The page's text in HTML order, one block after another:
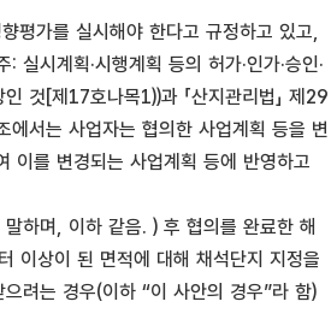
평가를 실시해야 한다고 규정하고 있고,
시계획·시행계획 등의 허가·인가·승인·
것[제17호나목1))과 「산지관리법」 제29
에서는 사업자는 협의한 사업계획 등을 변
이를 변경되는 사업계획 등에 반영하고
하며, 이하 같음. ) 후 협의를 완료한 해
이상이 된 면적에 대해 채석단지 지정을
려는 경우(이하 “이 사안의 경우”라 함)